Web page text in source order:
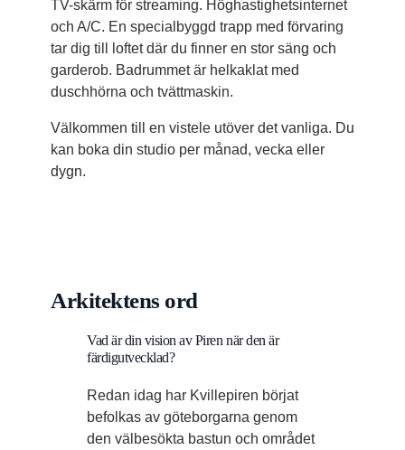
TV-skärm för streaming. Höghastighetsinternet
och A/C. En specialbyggd trapp med förvaring
tar dig till loftet där du finner en stor säng och
garderob. Badrummet är helkaklat med
duschhörna och tvättmaskin.
Välkommen till en vistele utöver det vanliga. Du
kan boka din studio per månad, vecka eller
dygn.
Arkitektens ord
Vad är din vision av Piren när den är
färdigutvecklad?
Redan idag har Kvillepiren börjat
befolkas av göteborgarna genom
den välbesökta bastun och området